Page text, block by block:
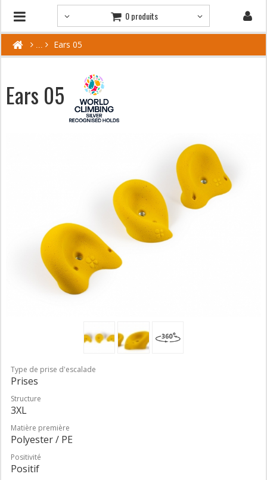
0 produits
Ears 05
Ears 05
Type de prise d'escalade
Prises
Structure
3XL
Matière première
Polyester / PE
Positivité
Positif